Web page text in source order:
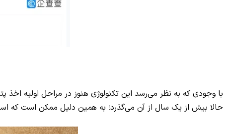
حالا بیش از یک سال از آن می‌گذرد؛ به همین دلیل ممکن است که